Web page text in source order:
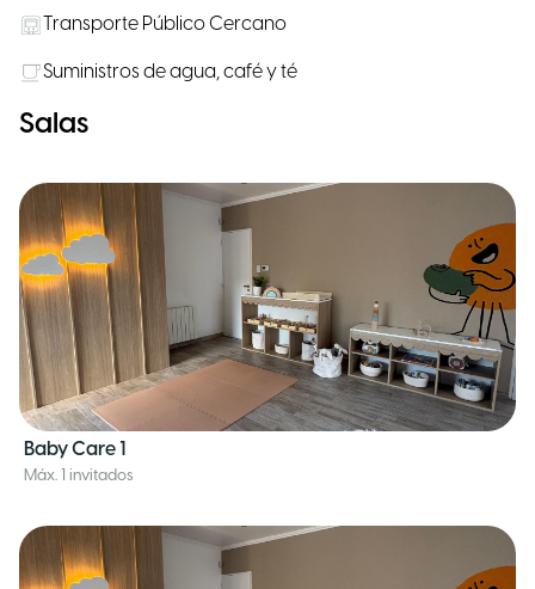
Transporte Público Cercano
Suministros de agua, café y té
Salas
Baby Care 1
Máx. 1 invitados